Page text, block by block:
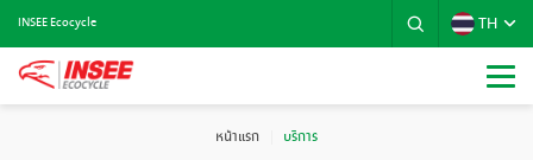
INSEE Ecocycle TH
หน้าแรก บริการ